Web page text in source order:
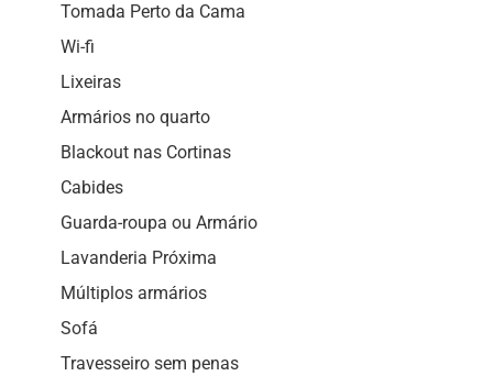
Tomada Perto da Cama
Wi-fi
Lixeiras
Armários no quarto
Blackout nas Cortinas
Cabides
Guarda-roupa ou Armário
Lavanderia Próxima
Múltiplos armários
Sofá
Travesseiro sem penas